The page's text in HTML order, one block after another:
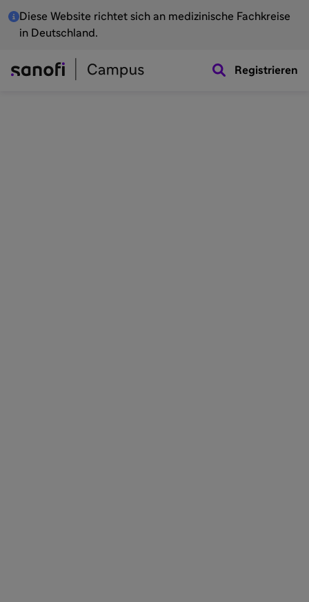
Diese Website richtet sich an medizinische Fachkreise
in Deutschland.
Registrieren